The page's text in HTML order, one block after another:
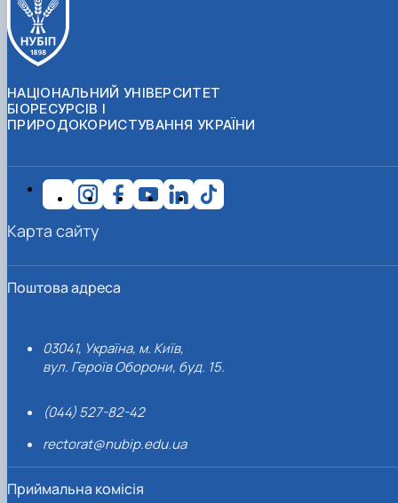
НАЦІОНАЛЬНИЙ УНІВЕРСИТЕТ
БІОРЕСУРСІВ І
ПРИРОДОКОРИСТУВАННЯ УКРАЇНИ
Поштова адреса
03041, Україна, м. Київ,
вул. Героїв Оборони, буд. 15.
(044) 527-82-42
rectorat@nubip.edu.ua
Приймальна комісія
Карта сайту